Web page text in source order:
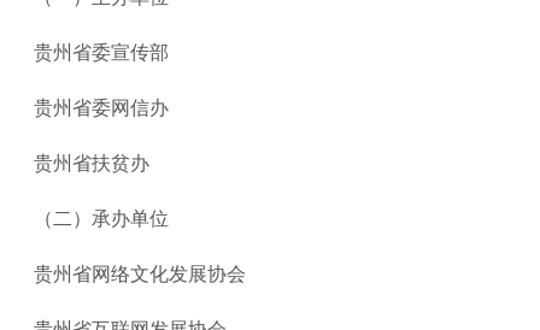
贵州省委宣传部
贵州省委网信办
贵州省扶贫办
（二）承办单位
贵州省网络文化发展协会